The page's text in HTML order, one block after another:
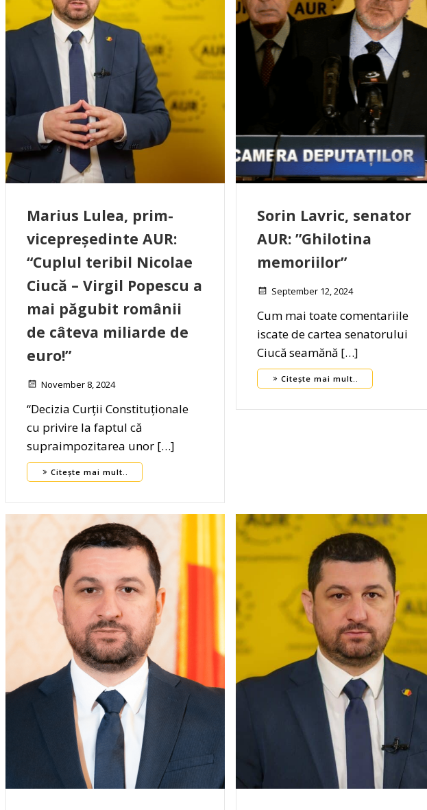
Marius Lulea, prim-
vicepreședinte AUR:
“Cuplul teribil Nicolae
Ciucă – Virgil Popescu a
mai păgubit românii
de câteva miliarde de
euro!”
November 8, 2024
“Decizia Curții Constituționale
cu privire la faptul că
supraimpozitarea unor […]
Citește mai mult..
Sorin Lavric, senator
AUR: ”Ghilotina
memoriilor”
September 12, 2024
Cum mai toate comentariile
iscate de cartea senatorului
Ciucă seamănă […]
Citește mai mult..